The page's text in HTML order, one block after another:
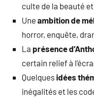
culte de la beauté
Une ambition de
horror, enquête,
La présence
certain relief à
Quelques idées
inégalités et les